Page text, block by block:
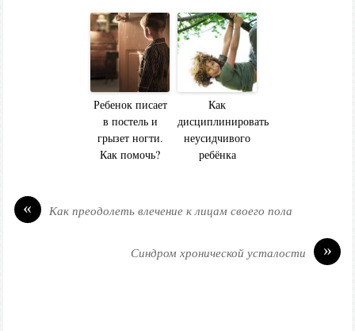
Ребенок писает
в постель и
грызет ногти.
Как помочь?
Как
дисциплинировать
неусидчивого
ребёнка
« Как преодолеть влечение к лицам своего пола
»
Синдром хронической усталости